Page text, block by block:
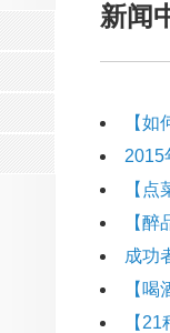
新闻
【
2015
【
【
成功
【
【